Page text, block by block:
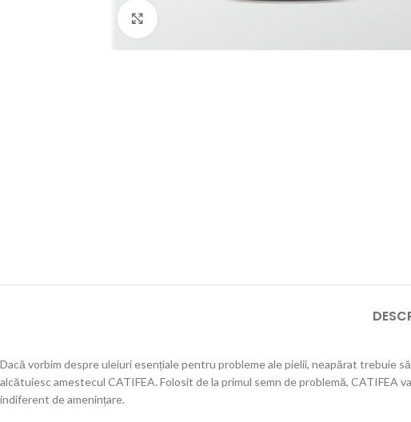
Dacă vorbim despre uleiuri esențiale pentru probleme ale pielii, neapărat trebuie
alcătuiesc amestecul CATIFEA. Folosit de la primul semn de problemă, CATIFEA
indiferent de amenințare.